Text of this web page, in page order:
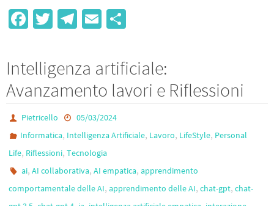
Fa
b
o
o
k
T
er
Te
a
m
E
ail ar
e
Intelligenza artificiale:
Avanzamento lavori e Riflessioni
Pietricello
05/03/2024
Informatica, Intelligenza Artificiale, Lavoro, LifeStyle, Personal
Life, Riflessioni, Tecnologia
ai,AI collaborativa,AI empatica,apprendimento
comportamentale delle AI, apprendimento delle AI, chat-gpt, chat-